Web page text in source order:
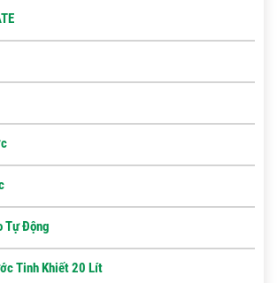
Tự Động
Tinh Khiết 20 Lít